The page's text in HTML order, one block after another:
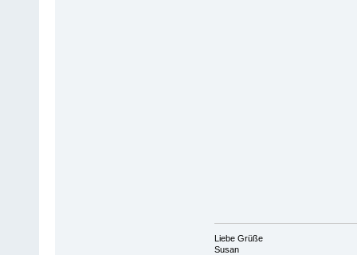
Liebe Grüße
Susan